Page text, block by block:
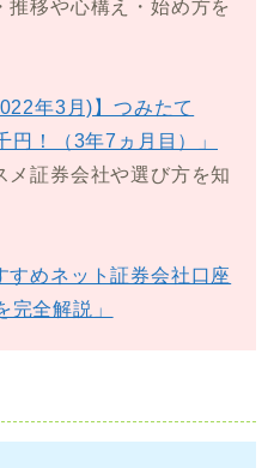
推移や心構え・始め方を
年3月)】つみたて
円！（3年7ヵ月目）」
メ証券会社や選び方を知
すめネット証券会社口座
完全解説」